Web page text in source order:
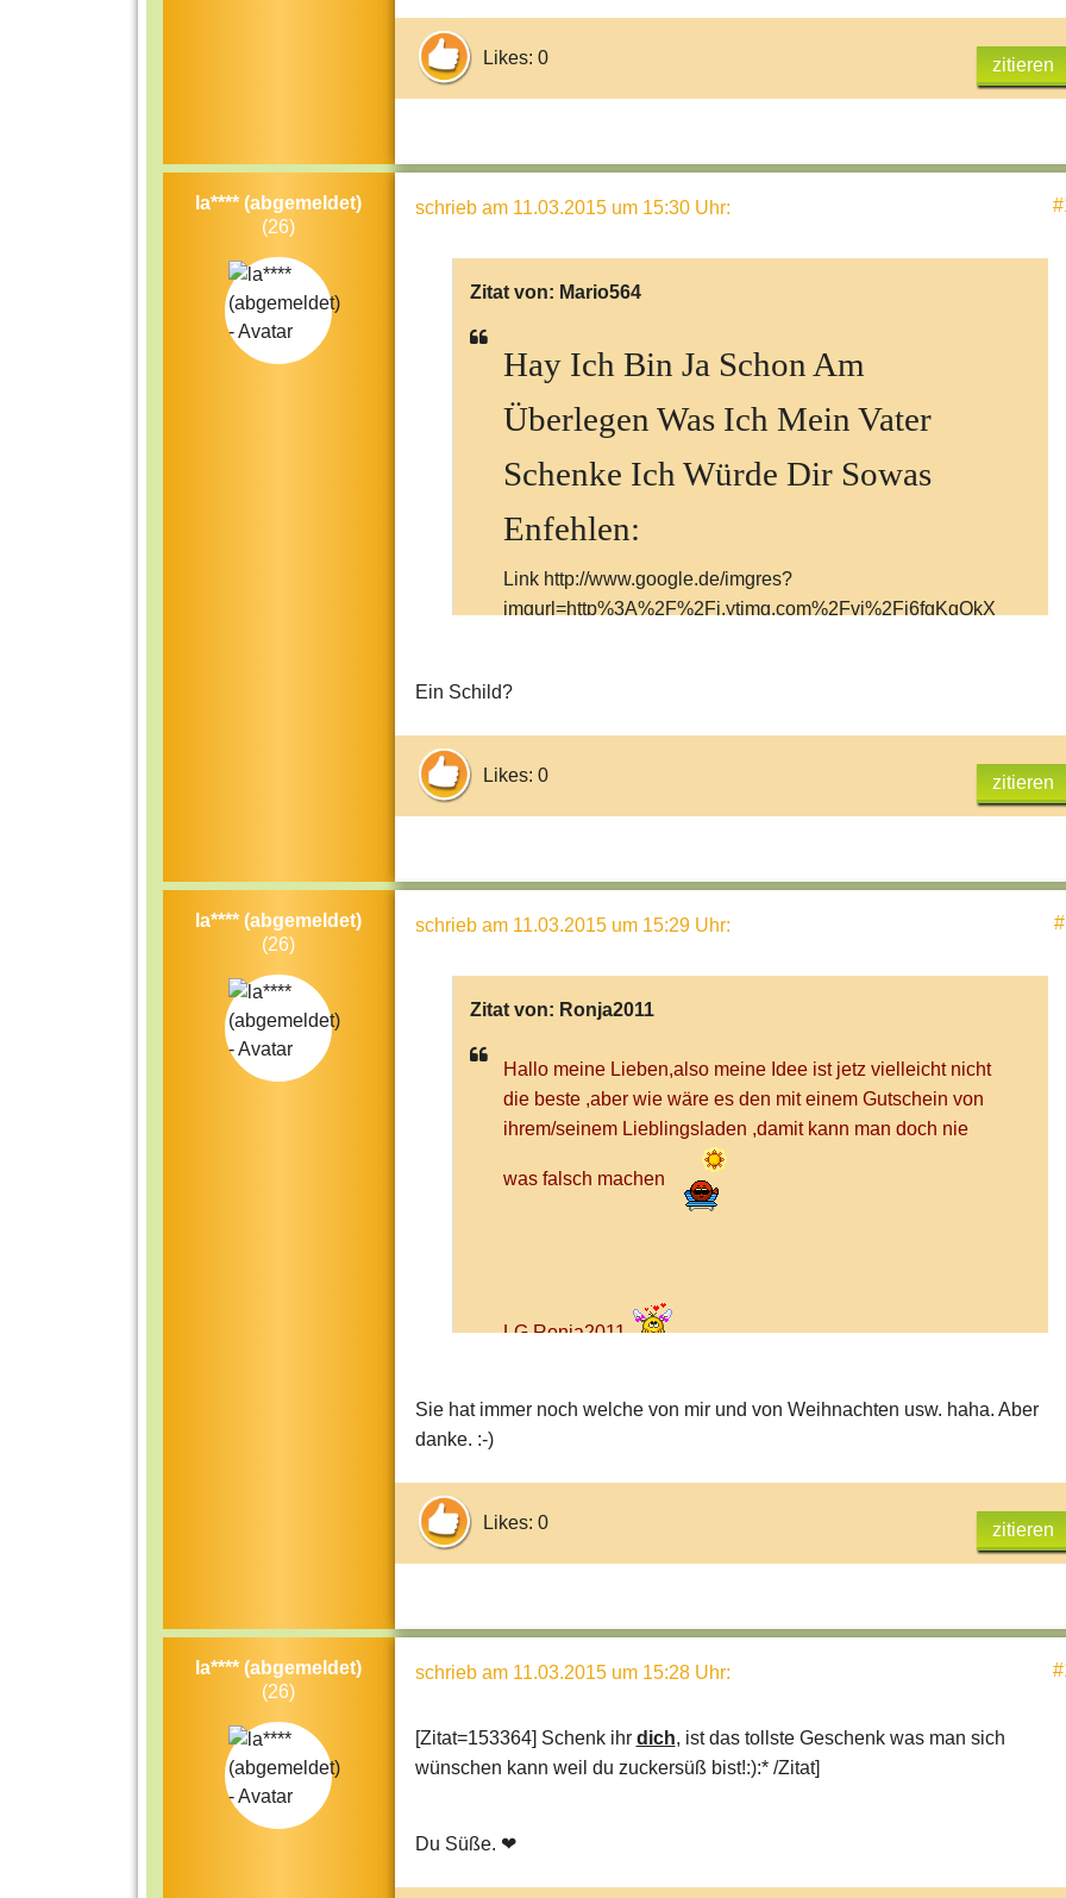
Likes: 0 zitieren
la**** (abgemeldet)
(26)
schrieb am 11.03.2015 um 15:30 Uhr:
Zitat von: Mario564
Hay Ich Bin Ja Schon Am
Überlegen Was Ich Mein Vater
Schenke Ich Würde Dir Sowas
Enfehlen:
Link http://www.google.de/imgres?
imgurl=http%3A%2F%2Fi.ytimg.com%2Fvi%2Fj6fgKgQkX
&w=1280&tbnid=O2WV9bxbrdq-
2&page=6&start=105&ndsp=22&ved=0CEsQrQMwFzhk
Ein Schild?
Likes: 0 zitieren
la**** (abgemeldet)
(26)
schrieb am 11.03.2015 um 15:29 Uhr:
Zitat von: Ronja2011
Hallo meine Lieben,also meine Idee ist jetz vielleicht nicht
die beste ,aber wie wäre es den mit einem Gutschein von
ihrem/seinem Lieblingsladen ,damit kann man doch nie
was falsch machen
LG Ronja2011
Sie hat immer noch welche von mir und von Weihnachten usw. haha. Aber
danke. :-)
Likes: 0 zitieren
la**** (abgemeldet)
(26)
schrieb am 11.03.2015 um 15:28 Uhr:
[Zitat=153364] Schenk ihr dich, ist das tollste Geschenk was man sich
wünschen kann weil du zuckersüß bist!:):* /Zitat]
Du Süße. ❤